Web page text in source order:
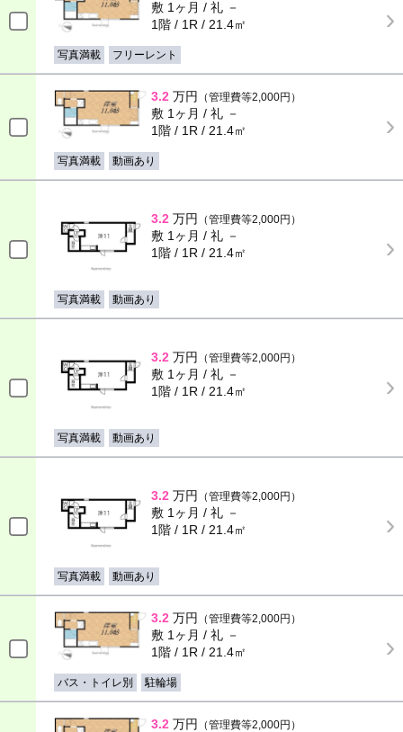
敷 1ヶ月 / 礼 －
1階 / 1R / 21.4㎡
写真満載 フリーレント
3.2 万円 （管理費等2,000円）
敷 1ヶ月 / 礼 －
1階 / 1R / 21.4㎡
写真満載 動画あり
3.2 万円 （管理費等2,000円）
敷 1ヶ月 / 礼 －
1階 / 1R / 21.4㎡
写真満載 動画あり
3.2 万円 （管理費等2,000円）
敷 1ヶ月 / 礼 －
1階 / 1R / 21.4㎡
写真満載 動画あり
3.2 万円 （管理費等2,000円）
敷 1ヶ月 / 礼 －
1階 / 1R / 21.4㎡
写真満載 動画あり
3.2 万円 （管理費等2,000円）
敷 1ヶ月 / 礼 －
1階 / 1R / 21.4㎡
バス・トイレ別 駐輪場
3.2 万円 （管理費等2,000円）